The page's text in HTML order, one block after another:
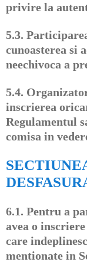
privire la
5.3.
cunoasterea si
neechivoca a
5.4.
inscrierea
Regulamentul
comisa in
6.1. Pentru a
avea o
care
mentionate in